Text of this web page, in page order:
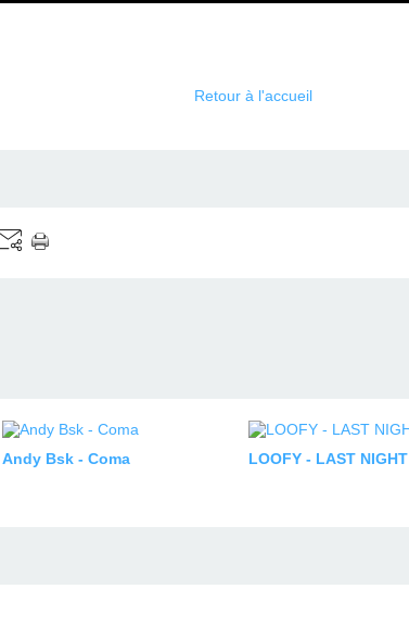
Retour à l'accueil
Andy Bsk - Coma
LOOFY - LAST NIGHT